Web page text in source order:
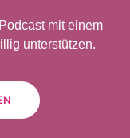
mit einem
unterstützen.